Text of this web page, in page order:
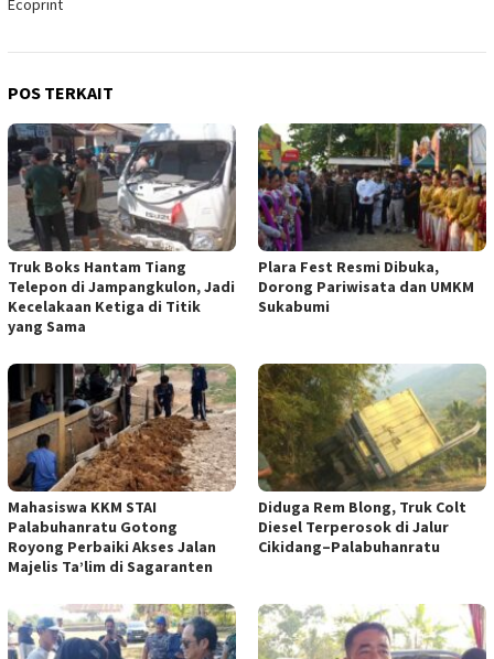
Ecoprint
POS TERKAIT
Truk Boks Hantam Tiang
Telepon di Jampangkulon, Jadi
Kecelakaan Ketiga di Titik
yang Sama
Plara Fest Resmi Dibuka,
Dorong Pariwisata dan UMKM
Sukabumi
Mahasiswa KKM STAI
Palabuhanratu Gotong
Royong Perbaiki Akses Jalan
Majelis Ta’lim di Sagaranten
Diduga Rem Blong, Truk Colt
Diesel Terperosok di Jalur
Cikidang–Palabuhanratu